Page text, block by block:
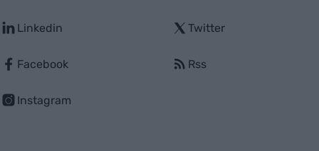
Linkedin
Facebook
Instagram
Twitter
Rss